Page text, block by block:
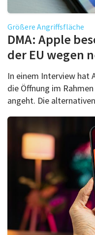
Größere Angriffsfläche
DMA: Apple
der EU wegen
In einem Interview hat
die Öffnung im
angeht. Die